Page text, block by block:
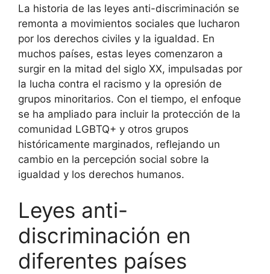
La historia de las leyes anti-discriminación se
remonta a movimientos sociales que lucharon
por los derechos civiles y la igualdad. En
muchos países, estas leyes comenzaron a
surgir en la mitad del siglo XX, impulsadas por
la lucha contra el racismo y la opresión de
grupos minoritarios. Con el tiempo, el enfoque
se ha ampliado para incluir la protección de la
comunidad LGBTQ+ y otros grupos
históricamente marginados, reflejando un
cambio en la percepción social sobre la
igualdad y los derechos humanos.
Leyes anti-
discriminación en
diferentes países